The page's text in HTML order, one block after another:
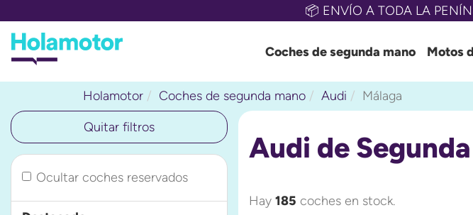
📦 ENVÍO A TODA LA
Coches de segunda mano Motos
Holamotor Coches de segunda mano Audi Málaga
Audi de
Hay 185 coches en stock.
Quitar filtros
Ocultar coches reservados